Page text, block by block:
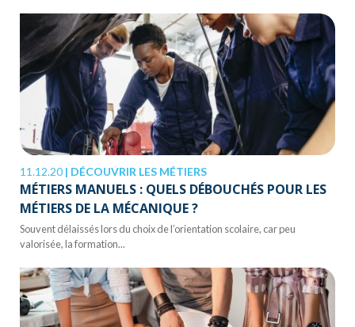
11.12.20 | DÉCOUVRIR LES MÉTIERS
MÉTIERS MANUELS : QUELS DÉBOUCHÉS POUR LES
MÉTIERS DE LA MÉCANIQUE ?
Souvent délaissés lors du choix de l’orientation scolaire, car peu
valorisée, la formation...